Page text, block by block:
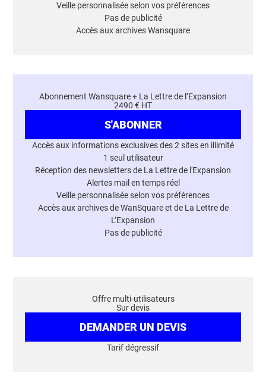
Veille personnalisée selon vos préférences
Pas de publicité
Accès aux archives Wansquare
Abonnement Wansquare + La Lettre de l’Expansion
2490 € HT
S'ABONNER
Accès aux informations exclusives des 2 sites en illimité
1 seul utilisateur
Réception des newsletters de La Lettre de l'Expansion
Alertes mail en temps réel
Veille personnalisée selon vos préférences
Accès aux archives de WanSquare et de La Lettre de
L’Expansion
Pas de publicité
Offre multi-utilisateurs
Sur devis
DEMANDER UN DEVIS
Tarif dégressif